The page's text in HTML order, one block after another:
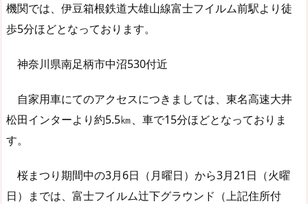
機関では、伊豆箱根鉄道大雄山線富士フイルム前駅より徒
歩5分ほどとなっております。
神奈川県南足柄市中沼530付近
自家用車にてのアクセスにつきましては、東名高速大井
松田インターより約5.5㎞、車で15分ほどとなっておりま
す。
桜まつり期間中の3月6日（月曜日）から3月21日（火曜
日）までは、富士フイルム辻下グラウンド（上記住所付